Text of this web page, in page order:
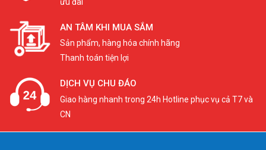
AN TÂM KHI MUA SẮM
Sản phẩm, hàng hóa chính hãng
Thanh toán tiện lợi
DỊCH VỤ CHU ĐÁO
Giao hàng nhanh trong 24h Hotline phục vụ cả T7 và
CN